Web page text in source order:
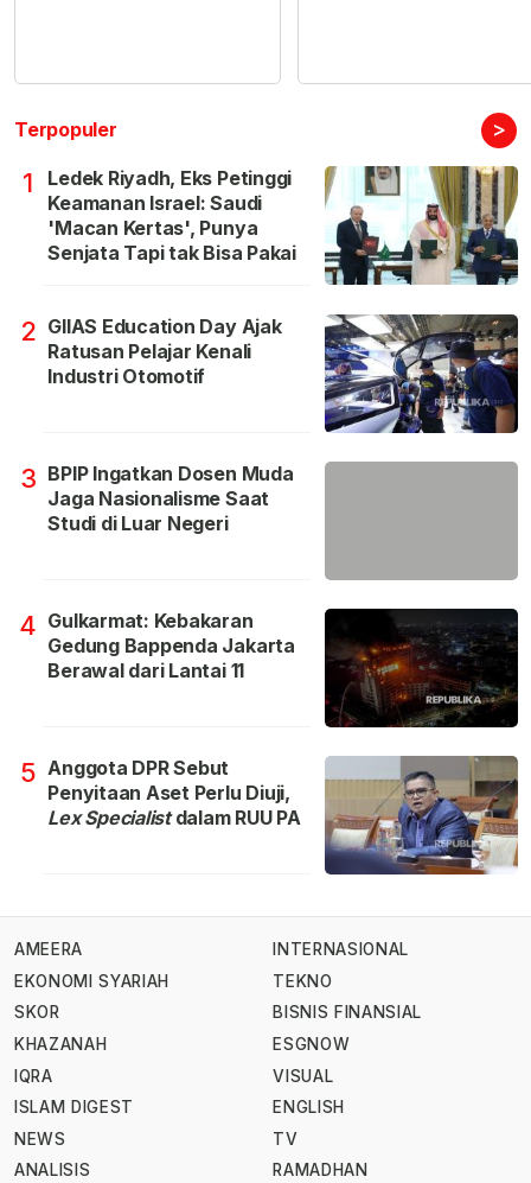
Terpopuler >
1
Ledek Riyadh, Eks Petinggi
Keamanan Israel: Saudi
'Macan Kertas', Punya
Senjata Tapi tak Bisa Pakai
2 GIIAS Education Day Ajak
Ratusan Pelajar Kenali
Industri Otomotif
3 BPIP Ingatkan Dosen Muda
Jaga Nasionalisme Saat
Studi di Luar Negeri
4 Gulkarmat: Kebakaran
Gedung Bappenda Jakarta
Berawal dari Lantai 11
5 Anggota DPR Sebut
Penyitaan Aset Perlu Diuji,
Lex Specialistdalam RUU PA
AMEERA
EKONOMI SYARIAH
SKOR
KHAZANAH
IQRA
ISLAM DIGEST
NEWS
ANALISIS
INTERNASIONAL
TEKNO
BISNIS FINANSIAL
ESGNOW
VISUAL
ENGLISH
TV
RAMADHAN